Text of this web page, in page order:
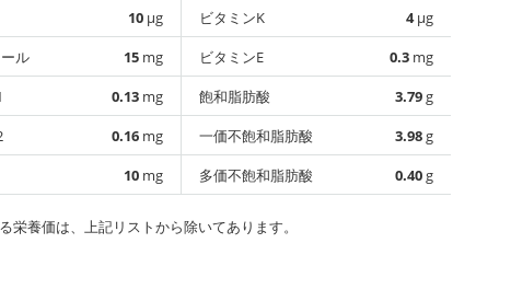
10 µg
ル
15 mg
0.13 mg
0.16 mg
10 mg
ビタミンK
4µg
ビタミンE
0.3 mg
飽和脂肪酸
3.79g
一価不飽和脂肪酸
3.98g
多価不飽和脂肪酸
0.40g
養価は、上記リストから除いてあります。